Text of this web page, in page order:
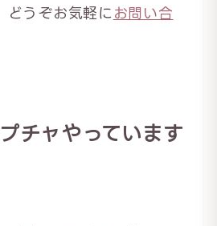
どうぞお気軽に お問い合
チャやっています